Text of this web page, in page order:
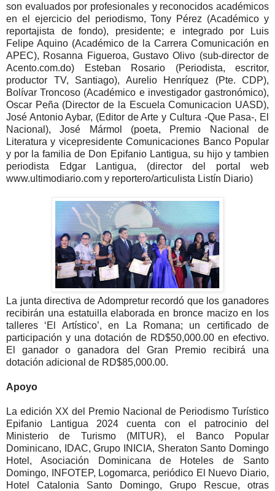
son evaluados por profesionales y reconocidos académicos
en el ejercicio del periodismo, Tony Pérez (Académico y
reportajista de fondo), presidente; e integrado por Luis
Felipe Aquino (Académico de la Carrera Comunicación en
APEC), Rosanna Figueroa, Gustavo Olivo (sub-director de
Acento.com.do) Esteban Rosario (Periodista, escritor,
productor TV, Santiago), Aurelio Henríquez (Pte. CDP),
Bolívar Troncoso (Académico e investigador gastronómico),
Oscar Peña (Director de la Escuela Comunicacion UASD),
José Antonio Aybar, (Editor de Arte y Cultura -Que Pasa-, El
Nacional), José Mármol (poeta, Premio Nacional de
Literatura y vicepresidente Comunicaciones Banco Popular
y por la familia de Don Epifanio Lantigua, su hijo y tambien
periodista Edgar Lantigua, (director del portal web
www.ultimodiario.com y reportero/articulista Listín Diario)
La junta directiva de Adompretur recordó que los ganadores
recibirán una estatuilla elaborada en bronce macizo en los
talleres ‘El Artístico’, en La Romana; un certificado de
participación y una dotación de RD$50,000.00 en efectivo.
El ganador o ganadora del Gran Premio recibirá una
dotación adicional de RD$85,000.00.
Apoyo
La edición XX del Premio Nacional de Periodismo Turístico
Epifanio Lantigua 2024 cuenta con el patrocinio del
Ministerio de Turismo (MITUR), el Banco Popular
Dominicano, IDAC, Grupo INICIA, Sheraton Santo Domingo
Hotel, Asociación Dominicana de Hoteles de Santo
Domingo, INFOTEP, Logomarca, periódico El Nuevo Diario,
Hotel Catalonia Santo Domingo, Grupo Rescue, otras